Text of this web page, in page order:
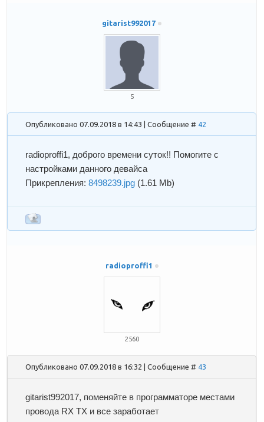
gitarist992017
5
Опубликовано 07.09.2018 в 14:43 | Сообщение # 42
radioproffi1, доброго времени суток!! Помогите с
настройками данного девайса
Прикрепления:8498239.jpg (1.61 Mb)
radioproffi1
2560
Опубликовано 07.09.2018 в 16:32 | Сообщение # 43
gitarist992017, поменяйте в программаторе местами
провода RX TX и все заработает